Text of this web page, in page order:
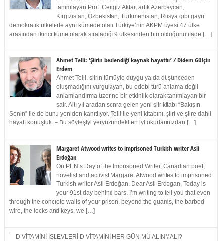
tanımlayan Prof. Cengiz Aktar, artık Azerbaycan,
Kırgızistan, Özbekistan, Türkmenistan, Rusya gibi gayri
demokratik ülkelerle aynı kümede olan Türkiye’nin AKPM üyesi 47 ülke
arasından ikinci küme olarak sıraladığı 9 ülkesinden biri olduğunu ifade […]
Ahmet Telli: ‘Şiirin beslendiği kaynak hayattır’ / Didem Gülçin
Erdem
Ahmet Telli, şiirin tümüyle duygu ya da düşünceden
oluşmadığını vurgulayan, bu edebi türü anlama değil
anlamlandırma üzerine bir etkinlik olarak tanımlayan bir
şair. Altı yıl aradan sonra gelen yeni şiir kitabı “Bakışın
Senin” ile de bunu yeniden kanıtlıyor. Telli ile yeni kitabını, şiiri ve şiire dahil
hayatı konuştuk. – Bu söyleşiyi yeryüzündeki en iyi okurlarınızdan […]
Margaret Atwood writes to imprisoned Turkish writer Asli
Erdoğan
On PEN’s Day of the Imprisoned Writer, Canadian poet,
novelist and activist Margaret Atwood writes to imprisoned
Turkish writer Asli Erdoğan. Dear Asli Erdogan, Today is
your 91st day behind bars. I’m writing to tell you that even
through the concrete walls of your prison, beyond the guards, the barbed
wire, the locks and keys, we […]
D VİTAMİNİ İŞLEVLERİ D VİTAMİNİ HER GÜN MÜ ALINMALI?